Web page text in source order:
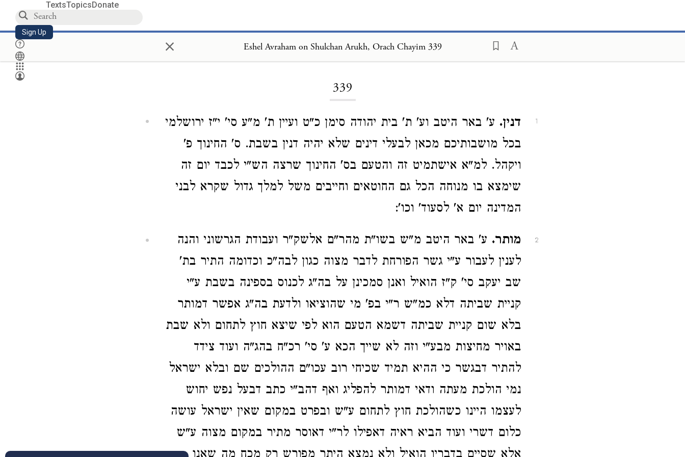
TextsTopicsDonate
Sign Up × Eshel Avraham on Shulchan Arukh, Orach Chayim 339
339
1 דנין. ע' באר היטב וע' ת' בית יהודה סימן כ"ט ועיין ת' מ"ע סי' י"ז ירושלמי
בכל מושבותיכם מכאן לבעלי דינים שלא יהיה דנין בשבת. ס' החינוך פ'
ויקהל. למ"א אישתמיט זה והטעם בס' החינוך שרצה הש"י לכבד יום זה
שימצא בו מנוחה הכל גם החוטאים וחייבים משל למלך גדול שקרא לבני
המדינה יום א' לסעוד' וכו':
2 מותר. ע' באר היטב מ"ש בשו"ת מהר"ם אלשק"ר ועבודת הגרשוני והנה
לענין לעבור ע"י גשר הפורחת לדבר מצוה כגון לבה"כ וכדומה התיר בת'
שב יעקב סי' ק"ז הואיל ואנן סמכינן על בה"ג לכנוס בספינה בשבת ע"י
קניית שביתה דלא כמ"ש ר"י בפ' מי שהוציאו ולדעת בה"ג אפשר דמותר
בלא שום קניית שביתה דשמא הטעם הוא לפי שיצא חוץ לתחום ולא שבת
באויר מחיצות מבע"י וזה לא שייך הכא ע' סי' רכ"ח בהג"ה ועוד צידד
להתיר דבגשר כי ההיא תמיד שכיחי רוב עכו"ם ההולכים שם ובלא ישראל
נמי הולכת מעתה ודאי דמותר להפליג ואף דהב"י כתב דבעל נפש יחוש
לעצמו היינו כשהולכת חוץ לתחום ע"ש ובפרט במקום שאין ישראל עושה
כלום דשרי ועוד הביא ראיה דאפילו לר"י דאוסר מתיר במקום מצוה ע"ש